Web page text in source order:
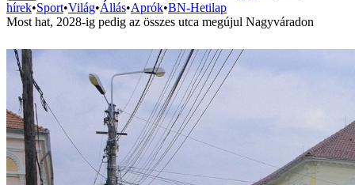
hírek•Sport•Világ•Állás•Aprók•BN-Hetilap
Most hat, 2028-ig pedig az összes utca megújul Nagyváradon